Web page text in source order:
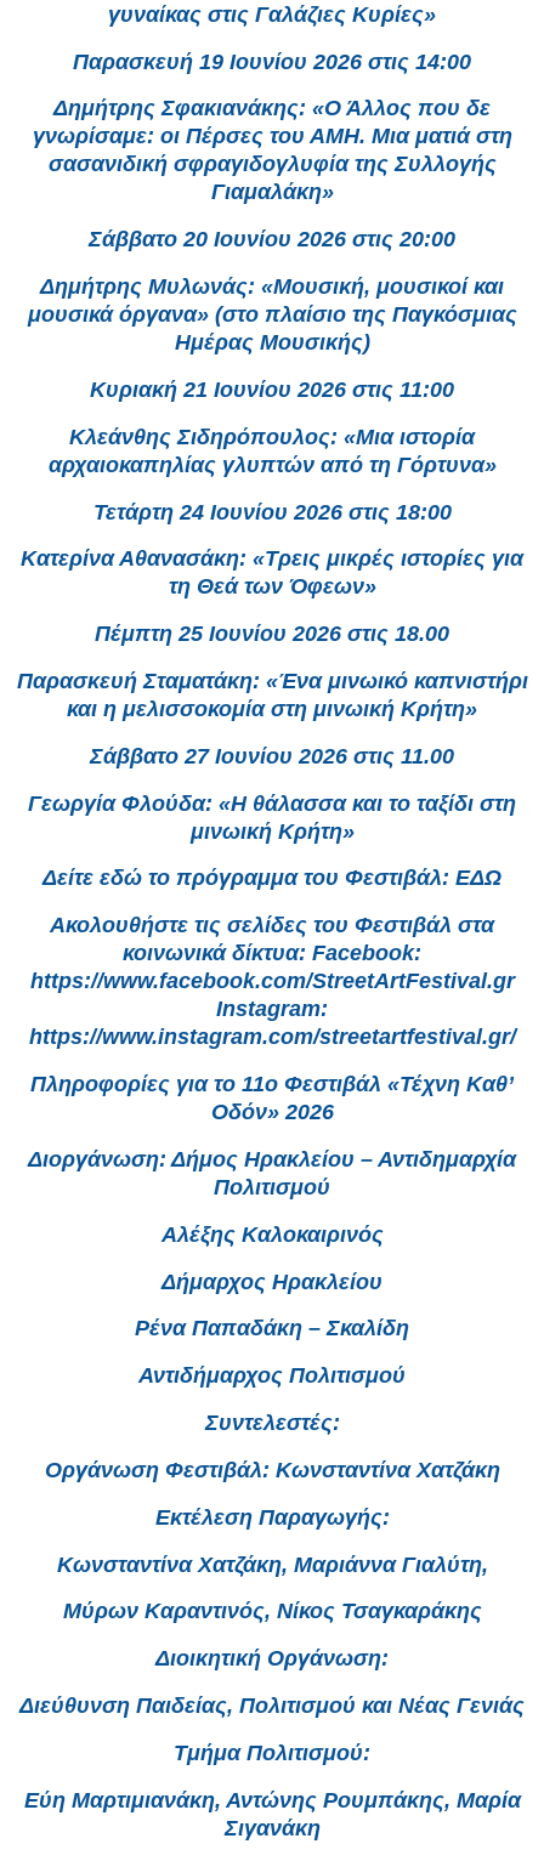
γυναίκας στις Γαλάζιες Κυρίες»
Παρασκευή 19 Ιουνίου 2026 στις 14:00
Δημήτρης Σφακιανάκης: «Ο Άλλος που δε
γνωρίσαμε: οι Πέρσες του ΑΜΗ. Μια ματιά στη
σασανιδική σφραγιδογλυφία της Συλλογής
Γιαμαλάκη»
Σάββατο 20 Ιουνίου 2026 στις 20:00
Δημήτρης Μυλωνάς: «Μουσική, μουσικοί και
μουσικά όργανα» (στο πλαίσιο της Παγκόσμιας
Ημέρας Μουσικής)
Κυριακή 21 Ιουνίου 2026 στις 11:00
Κλεάνθης Σιδηρόπουλος: «Μια ιστορία
αρχαιοκαπηλίας γλυπτών από τη Γόρτυνα»
Τετάρτη 24 Ιουνίου 2026 στις 18:00
Κατερίνα Αθανασάκη: «Τρεις μικρές ιστορίες για
τη Θεά των Όφεων»
Πέμπτη 25 Ιουνίου 2026 στις 18.00
Παρασκευή Σταματάκη: «Ένα μινωικό καπνιστήρι
και η μελισσοκομία στη μινωική Κρήτη»
Σάββατο 27 Ιουνίου 2026 στις 11.00
Γεωργία Φλούδα: «Η θάλασσα και το ταξίδι στη
μινωική Κρήτη»
Δείτε εδώ το πρόγραμμα του Φεστιβάλ: ΕΔΩ
Ακολουθήστε τις σελίδες του Φεστιβάλ στα
κοινωνικά δίκτυα: Facebook:
https://www.facebook.com/StreetArtFestival.gr
Instagram:
https://www.instagram.com/streetartfestival.gr/
Πληροφορίες για το 11ο Φεστιβάλ «Τέχνη Καθ’
Οδόν» 2026
Διοργάνωση: Δήμος Ηρακλείου – Αντιδημαρχία
Πολιτισμού
Αλέξης Καλοκαιρινός
Δήμαρχος Ηρακλείου
Ρένα Παπαδάκη – Σκαλίδη
Αντιδήμαρχος Πολιτισμού
Συντελεστές:
Οργάνωση Φεστιβάλ: Κωνσταντίνα Χατζάκη
Εκτέλεση Παραγωγής:
Κωνσταντίνα Χατζάκη, Μαριάννα Γιαλύτη,
Μύρων Καραντινός, Νίκος Τσαγκαράκης
Διοικητική Οργάνωση:
Διεύθυνση Παιδείας, Πολιτισμού και Νέας Γενιάς
Τμήμα Πολιτισμού:
Εύη Μαρτιμιανάκη, Αντώνης Ρουμπάκης, Μαρία
Σιγανάκη